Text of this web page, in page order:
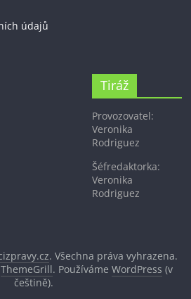
údajů
Tiráž
Provozovatel:
Veronika
Rodriguez
Šéfredaktorka:
Veronika
Rodriguez
. Všechna práva vyhrazena.
ThemeGrill. Používáme WordPress (v
češtině).